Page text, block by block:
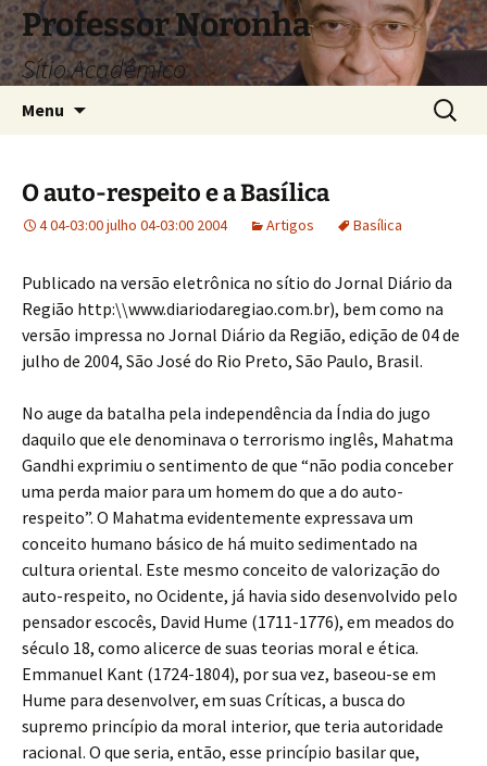
Pular
para
o
conteúdo
Professor Noronha
Sítio Acadêmico
Menu
por:
O auto-respeito e a Basílica
4 04-03:00 julho 04-03:00 2004 Artigos Basílica
Publicado na versão eletrônica no sítio do Jornal Diário da
Região http:\\www.diariodaregiao.com.br), bem como na
versão impressa no Jornal Diário da Região, edição de 04 de
julho de 2004, São José do Rio Preto, São Paulo, Brasil.
No auge da batalha pela independência da Índia do jugo
daquilo que ele denominava o terrorismo inglês, Mahatma
Gandhi exprimiu o sentimento de que “não podia conceber
uma perda maior para um homem do que a do auto-
respeito”. O Mahatma evidentemente expressava um
conceito humano básico de há muito sedimentado na
cultura oriental. Este mesmo conceito de valorização do
auto-respeito, no Ocidente, já havia sido desenvolvido pelo
pensador escocês, David Hume (1711-1776), em meados do
século 18, como alicerce de suas teorias moral e ética.
Emmanuel Kant (1724-1804), por sua vez, baseou-se em
Hume para desenvolver, em suas Críticas, a busca do
supremo princípio da moral interior, que teria autoridade
racional. O que seria, então, esse princípio basilar que,